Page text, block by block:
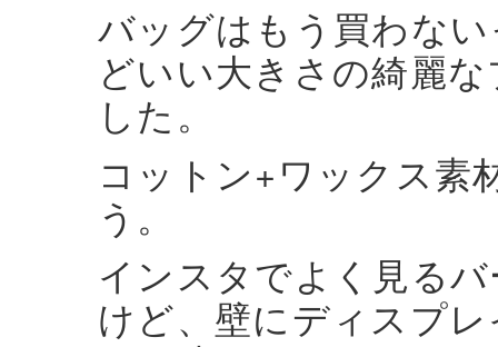
バッグはもう買わな
どいい大きさの綺麗
した。
コットン+ワックス素
う。
インスタでよく見る
けど、壁にディスプ